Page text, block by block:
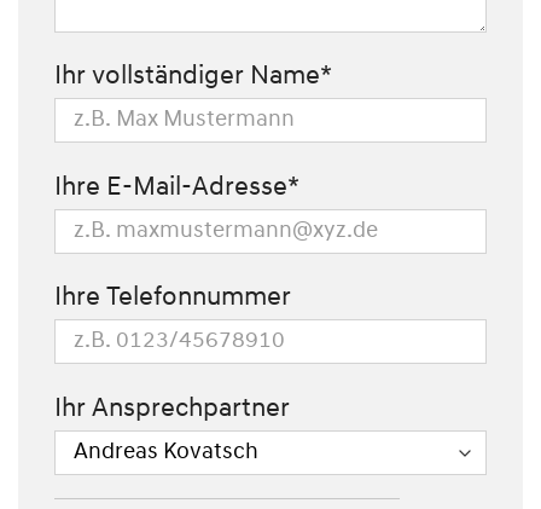
Ihr vollständiger Name*
Ihre E-Mail-Adresse*
Ihre Telefonnummer
Ihr Ansprechpartner